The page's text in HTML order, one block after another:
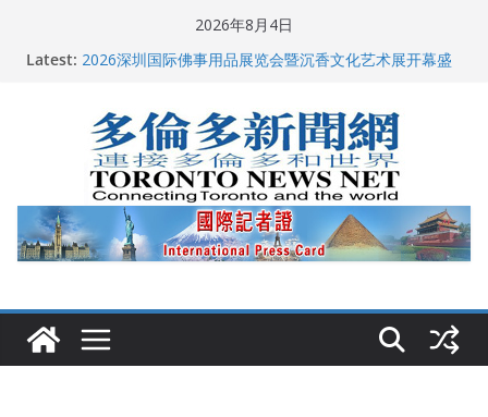
2026年8月4日
Latest: 2026深圳国际佛事用品展览会暨沉香文化艺术展开幕盛
2026加拿大青少年儿童绘画比赛颁奖典礼多伦多举行
龚晓华参加多伦多骄傲大游行 与市民分享竞选理念
多伦多市长选举拉开帷幕 多名华人候选人宣布角逐